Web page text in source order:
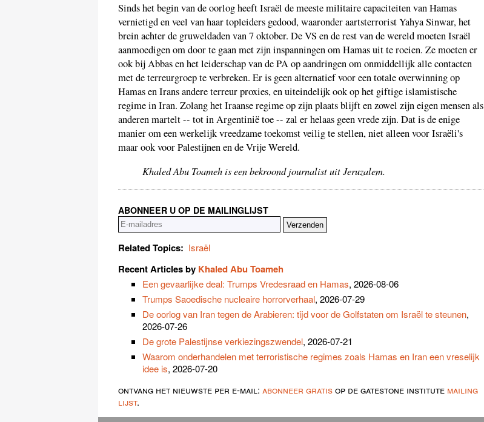
Sinds het begin van de oorlog heeft Israël de meeste militaire capaciteiten van Hamas
vernietigd en veel van haar topleiders gedood, waaronder aartsterrorist Yahya Sinwar, het
brein achter de gruweldaden van 7 oktober. De VS en de rest van de wereld moeten Israël
aanmoedigen om door te gaan met zijn inspanningen om Hamas uit te roeien. Ze moeten er
ook bij Abbas en het leiderschap van de PA op aandringen om onmiddellijk alle contacten
met de terreurgroep te verbreken. Er is geen alternatief voor een totale overwinning op
Hamas en Irans andere terreur proxies, en uiteindelijk ook op het giftige islamistische
regime in Iran. Zolang het Iraanse regime op zijn plaats blijft en zowel zijn eigen mensen als
anderen martelt -- tot in Argentinië toe -- zal er helaas geen vrede zijn. Dat is de enige
manier om een werkelijk vreedzame toekomst veilig te stellen, niet alleen voor Israëli's
maar ook voor Palestijnen en de Vrije Wereld.
Khaled Abu Toameh is een bekroond journalist uit Jeruzalem.
ABONNEER U OP DE MAILINGLIJST
Related Topics: Israël
Recent Articles by Khaled Abu Toameh
Een gevaarlijke deal: Trumps Vredesraad en Hamas, 2026-08-06
Trumps Saoedische nucleaire horrorverhaal, 2026-07-29
De oorlog van Iran tegen de Arabieren: tijd voor de Golfstaten om Israël te steunen,
2026-07-26
De grote Palestijnse verkiezingszwendel, 2026-07-21
Waarom onderhandelen met terroristische regimes zoals Hamas en Iran een vreselijk
idee is, 2026-07-20
ontvang het nieuwste per e-mail: abonneer gratisop de gatestone institute mailing
lijst.